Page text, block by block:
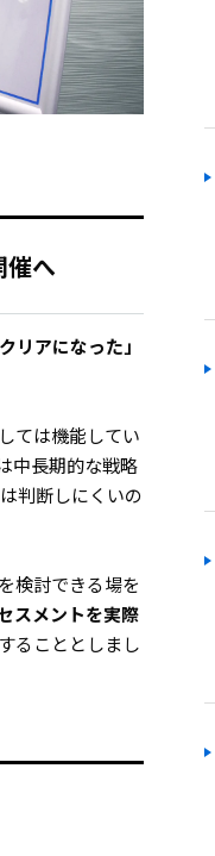
催へ
リアになった」
ては機能してい
中長期的な戦略
判断しにくいの
検討できる場を
スメントを実際
ることとしまし